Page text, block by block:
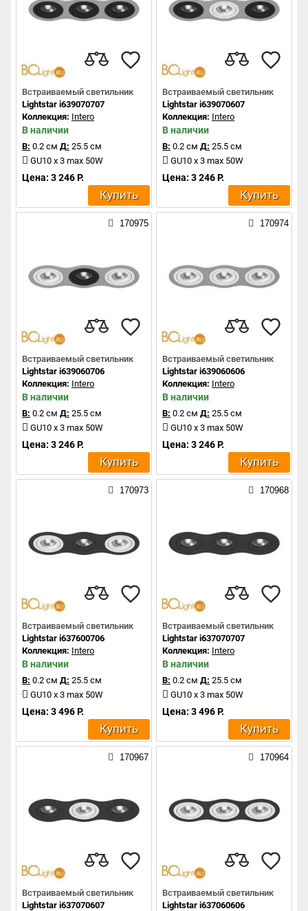
Встраиваемый светильник
Lightstar i639070707
Коллекция: Intero
В наличии
В: 0.2 см Д: 25.5 см
GU10 x 3 max 50W
Цена: 3 246 Р.
Купить
Встраиваемый светильник
Lightstar i639070607
Коллекция: Intero
В наличии
В: 0.2 см Д: 25.5 см
GU10 x 3 max 50W
Цена: 3 246 Р.
Купить
170975
Встраиваемый светильник
Lightstar i639060706
Коллекция: Intero
В наличии
В: 0.2 см Д: 25.5 см
GU10 x 3 max 50W
Цена: 3 246 Р.
Купить
170974
Встраиваемый светильник
Lightstar i639060606
Коллекция: Intero
В наличии
В: 0.2 см Д: 25.5 см
GU10 x 3 max 50W
Цена: 3 246 Р.
Купить
170973
Встраиваемый светильник
Lightstar i637600706
Коллекция: Intero
В наличии
В: 0.2 см Д: 25.5 см
GU10 x 3 max 50W
Цена: 3 496 Р.
Купить
170968
Встраиваемый светильник
Lightstar i637070707
Коллекция: Intero
В наличии
В: 0.2 см Д: 25.5 см
GU10 x 3 max 50W
Цена: 3 496 Р.
Купить
170967
Встраиваемый светильник
Lightstar i637070607
170964
Встраиваемый светильник
Lightstar i637060606